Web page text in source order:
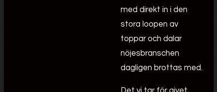
med direkt in i den
stora loopen av
toppar och dalar
nöjesbranschen
dagligen brottas med.
Det vi tar för givet,